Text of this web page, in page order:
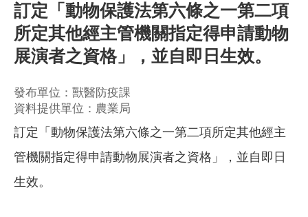
訂定「動物保護法第六條之一第二項
所定其他經主管機關指定得申請動物
展演者之資格」，並自即日生效。
發布單位：獸醫防疫課
資料提供單位：農業局
訂定「動物保護法第六條之一第二項所定其他經主
管機關指定得申請動物展演者之資格」，並自即日
生效。